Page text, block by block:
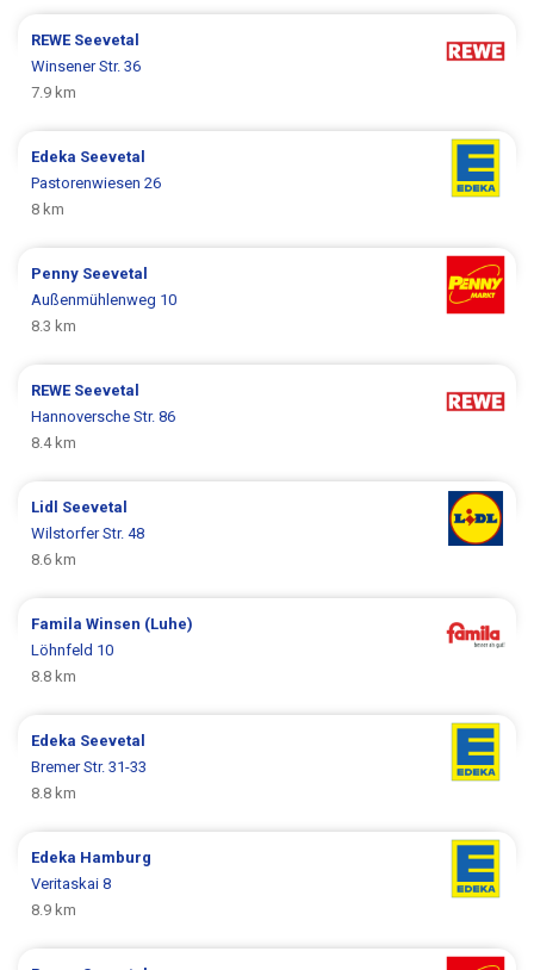
REWE Seevetal
Winsener Str. 36
7.9 km
Edeka Seevetal
Pastorenwiesen 26
8 km
Penny Seevetal
Außenmühlenweg 10
8.3 km
REWE Seevetal
Hannoversche Str. 86
8.4 km
Lidl Seevetal
Wilstorfer Str. 48
8.6 km
FamilaWinsen (Luhe)
Löhnfeld 10
8.8 km
Edeka Seevetal
Bremer Str. 31-33
8.8 km
Edeka Hamburg
Veritaskai 8
8.9 km